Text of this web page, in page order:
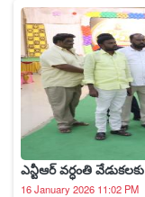
ఎన్టీఆర్ వర్ధంతి
16 January 2026 11:02 PM